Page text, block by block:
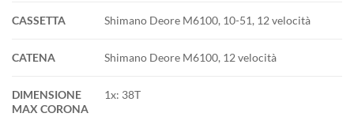
CASSETTA Shimano Deore M6100, 10-51, 12 velocità
CATENA Shimano Deore M6100, 12 velocità
DIMENSIONE
MAX CORONA
1x: 38T